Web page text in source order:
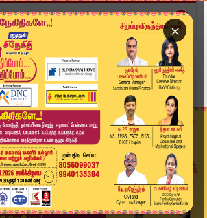
×
காற்றுடன் மழைக்கு வாய்ப்பு.. ...